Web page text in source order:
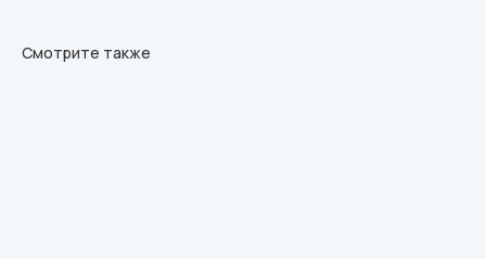
Смотрите также